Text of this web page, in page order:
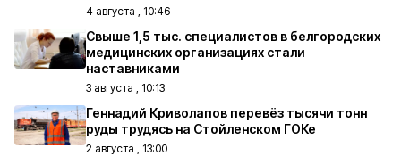
4 августа , 10:46
Свыше 1,5 тыс. специалистов в белгородских
медицинских организациях стали
наставниками
3 августа , 10:13
Геннадий Криволапов перевёз тысячи тонн
руды трудясь на Стойленском ГОКе
2 августа , 13:00